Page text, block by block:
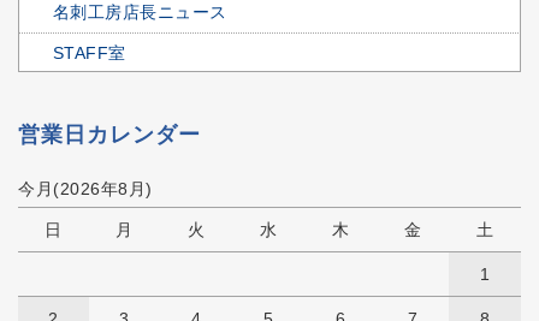
名刺工房店長ニュース
STAFF室
営業日カレンダー
今月(2026年8月)
日 月 火 水 木 金 土
1